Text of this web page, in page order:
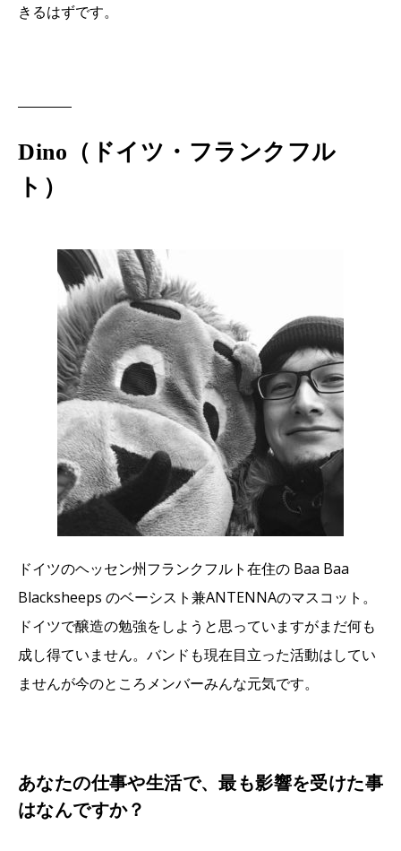
きるはずです。
Dino（ドイツ・フランクフル
ト）
ドイツのヘッセン州フランクフルト在住の Baa Baa
Blacksheeps のベーシスト兼ANTENNAのマスコット。
ドイツで醸造の勉強をしようと思っていますがまだ何も
成し得ていません。バンドも現在目立った活動はしてい
ませんが今のところメンバーみんな元気です。
あなたの仕事や生活で、最も影響を受けた事
はなんですか？